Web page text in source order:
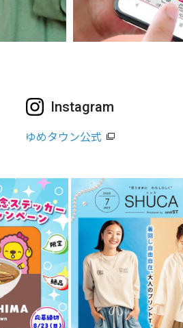
Instagram
ゆめタウン公式